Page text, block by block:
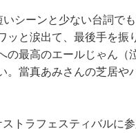
シーンと少ない台詞で
ッと涙出て、最後手を振
の最高のエールじゃん
。當真あみさんの芝居
トラフェスティバルに